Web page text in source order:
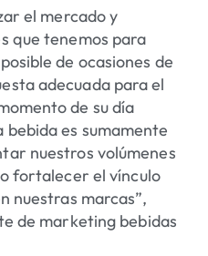
el mercado y
que tenemos para
de ocasiones de
adecuada para el
de su día
es sumamente
nuestros volúmenes
fortalecer el vínculo
nuestras marcas”,
de marketing bebidas